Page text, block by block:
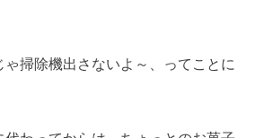
掃除機出さないよ～、ってことに